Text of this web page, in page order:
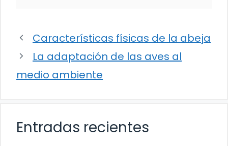
Características físicas de la abeja
La adaptación de las aves al
medio ambiente
Entradas recientes